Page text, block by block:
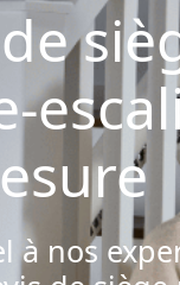
à nos